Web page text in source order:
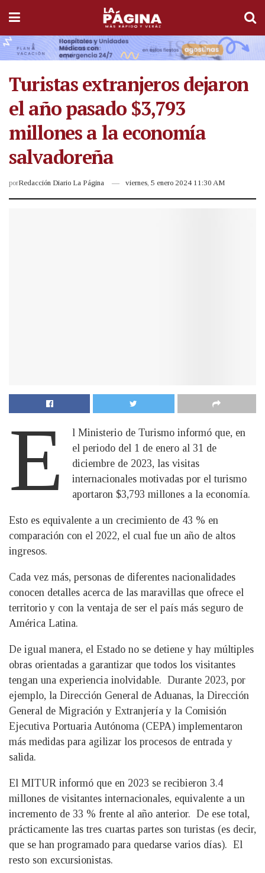
Turistas extranjeros dejaron
el año pasado $3,793
millones a la economía
salvadoreña
porRedacción Diario La Página viernes, 5 enero 2024 11:30 AM
E
l Ministerio de Turismo informó que, en
el periodo del 1 de enero al 31 de
diciembre de 2023, las visitas
internacionales motivadas por el turismo
aportaron $3,793 millones a la economía.
Esto es equivalente a un crecimiento de 43 % en
comparación con el 2022, el cual fue un año de altos
ingresos.
Cada vez más, personas de diferentes nacionalidades
conocen detalles acerca de las maravillas que ofrece el
territorio y con la ventaja de ser el país más seguro de
América Latina.
De igual manera, el Estado no se detiene y hay múltiples
obras orientadas a garantizar que todos los visitantes
tengan una experiencia inolvidable. Durante 2023, por
ejemplo, la Dirección General de Aduanas, la Dirección
General de Migración y Extranjería y la Comisión
Ejecutiva Portuaria Autónoma (CEPA) implementaron
más medidas para agilizar los procesos de entrada y
salida.
El MITUR informó que en 2023 se recibieron 3.4
millones de visitantes internacionales, equivalente a un
incremento de 33 % frente al año anterior. De ese total,
prácticamente las tres cuartas partes son turistas (es decir,
que se han programado para quedarse varios días). El
resto son excursionistas.